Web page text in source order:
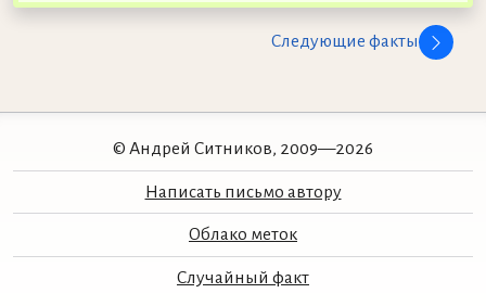
Следующие факты
© Андрей Ситников, 2009—2026
Написать письмо автору
Облако меток
Случайный факт